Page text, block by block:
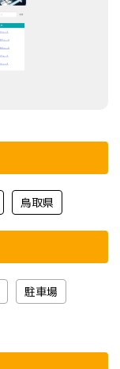
鳥取県
駐車場